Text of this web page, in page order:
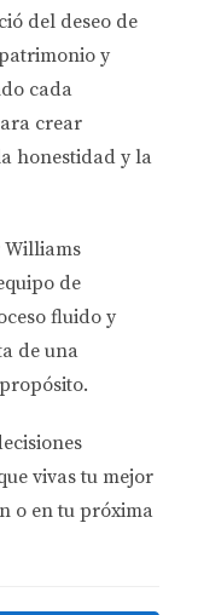
un
para realizar
es importante
la propiedad
extranjeros. Las
tipo de
aspecto crucial
con
adecuadas
que otras son
Te
del deseo de
y
cada
crear
honestidad y la
de
fluido y
de una
vivas tu mejor
o en tu próxima